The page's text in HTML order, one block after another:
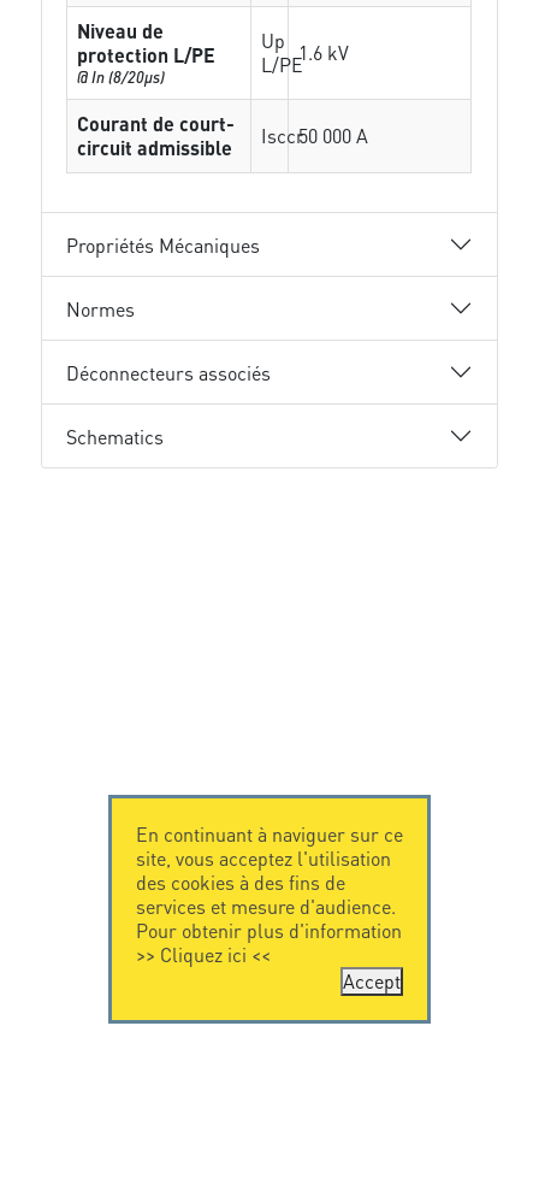
Niveau de
protection L/PE
@ In (8/20µs)
Up
L/PE1.6 kV
Courant de court-
circuit admissible
Isccr50 000 A
Propriétés Mécaniques
Normes
Déconnecteurs associés
Schematics
En continuant à naviguer sur ce
site, vous acceptez l'utilisation
des cookies à des fins de
services et mesure d'audience.
Pour obtenir plus d'information
>> Cliquez ici <<
Accept